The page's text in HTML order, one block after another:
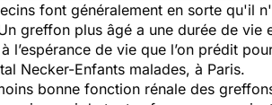
font généralement en sorte qu'il
greffon plus âgé a une durée de vie
l’espérance de vie que l’on prédit
Necker-Enfants malades, à Paris.
bonne fonction rénale des